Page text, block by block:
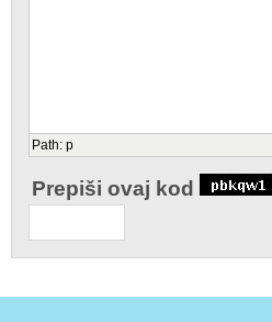
Path: p
Prepiši ovaj kod